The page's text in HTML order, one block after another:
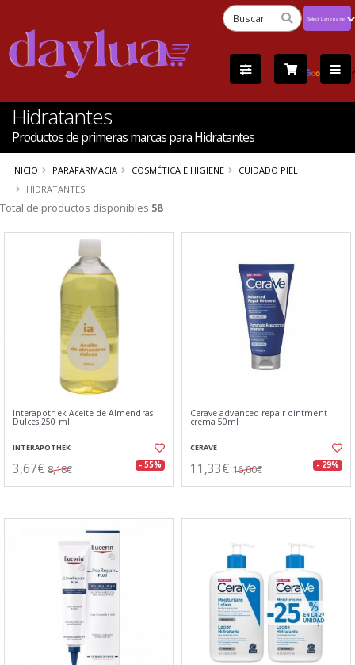
by
Hidratantes
Productos de primeras marcas para Hidratantes
INICIO PARAFARMACIA COSMÉTICA E HIGIENE
CUIDADO PIEL
HIDRATANTES
Total de productos disponibles 58
Interapothek Aceite de Almendras
Dulces 250 ml
INTERAPOTHEK
3,67€ 8,18€ - 55%
Cerave advanced repair ointment
crema 50ml
CERAVE
11,33€ 16,00€ - 29%